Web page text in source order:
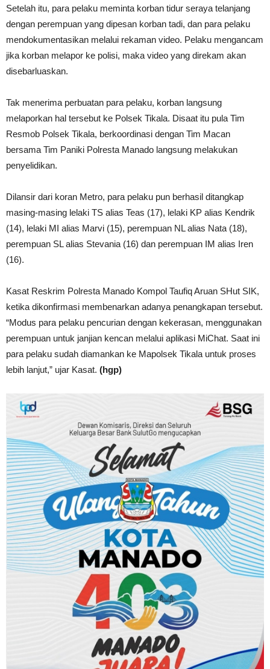
Setelah itu, para pelaku meminta korban tidur seraya telanjang
dengan perempuan yang dipesan korban tadi, dan para pelaku
mendokumentasikan melalui rekaman video. Pelaku mengancam
jika korban melapor ke polisi, maka video yang direkam akan
disebarluaskan.
Tak menerima perbuatan para pelaku, korban langsung
melaporkan hal tersebut ke Polsek Tikala. Disaat itu pula Tim
Resmob Polsek Tikala, berkoordinasi dengan Tim Macan
bersama Tim Paniki Polresta Manado langsung melakukan
penyelidikan.
Dilansir dari koran Metro, para pelaku pun berhasil ditangkap
masing-masing lelaki TS alias Teas (17), lelaki KP alias Kendrik
(14), lelaki MI alias Marvi (15), perempuan NL alias Nata (18),
perempuan SL alias Stevania (16) dan perempuan IM alias Iren
(16).
Kasat Reskrim Polresta Manado Kompol Taufiq Aruan SHut SIK,
ketika dikonfirmasi membenarkan adanya penangkapan tersebut.
“Modus para pelaku pencurian dengan kekerasan, menggunakan
perempuan untuk janjian kencan melalui aplikasi MiChat. Saat ini
para pelaku sudah diamankan ke Mapolsek Tikala untuk proses
lebih lanjut,” ujar Kasat. (hgp)